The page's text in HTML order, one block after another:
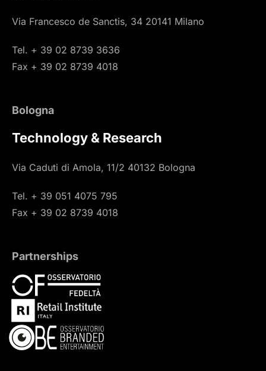
Via Francesco de Sanctis, 34 20141 Milano
Tel. + 39 02 8739 3636
Fax + 39 02 8739 4018
Bologna
Technology & Research
Via Caduti di Amola, 11/2 40132 Bologna
Tel. + 39 051 4075 795
Fax + 39 02 8739 4018
Partnerships